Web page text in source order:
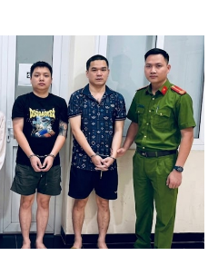
Ô tô - Xe máy
Ô tô
Xe máy
Tư vấn